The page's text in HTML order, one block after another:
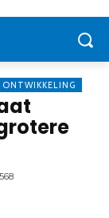
ONTWIKKELING
568